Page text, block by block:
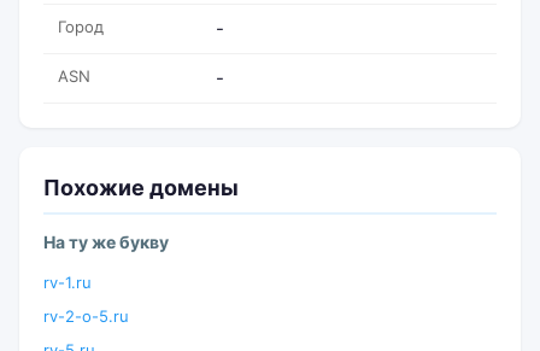
Город -
ASN -
Похожие домены
На ту же букву
rv-1.ru
rv-2-o-5.ru